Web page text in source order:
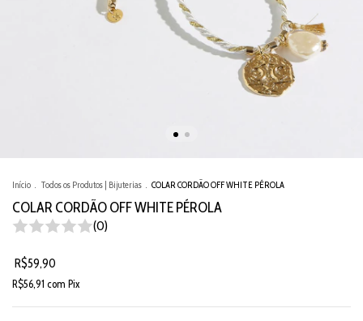
Início Todos os Produtos | Bijuterias COLAR CORDÃO OFF WHITE PÉROLA
COLAR CORDÃO OFF WHITE PÉROLA
(0)
R$59,90
R$56,91 com Pix